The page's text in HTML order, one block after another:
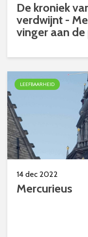
De kroniek
verdwijnt -
vinger aan de
LEEFBAARHEID
14 dec 2022
Mercurieus